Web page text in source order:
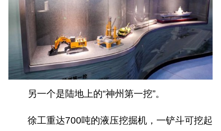
另一个是陆地上的“神州第一挖”。
徐工重达700吨的液压挖掘机，一铲斗可挖起